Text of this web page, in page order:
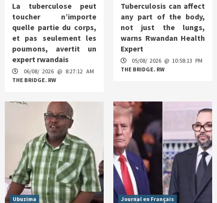
La tuberculose peut
toucher n’importe
quelle partie du corps,
et pas seulement les
poumons, avertit un
expert rwandais
06/08/ 2026 @ 8:27:12 AM
THE BRIDGE. RW
Tuberculosis can affect
any part of the body,
not just the lungs,
warns Rwandan Health
Expert
05/08/ 2026 @ 10:58:13 PM
THE BRIDGE. RW
Ubuzima Journal en Français